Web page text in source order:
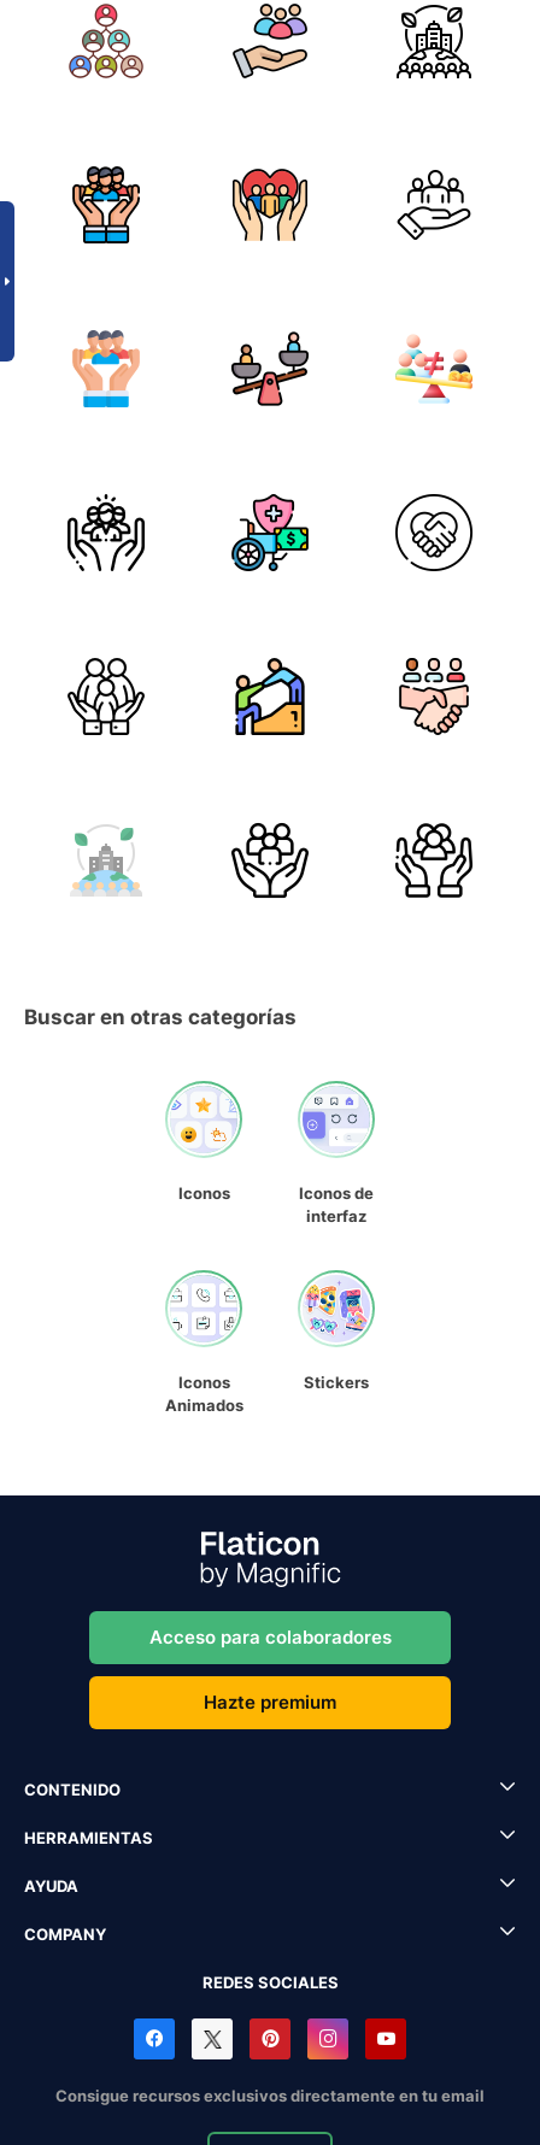
Buscar en otras categorías
Iconos
Iconos de
interfaz
Iconos
Animados
Stickers
Acceso para colaboradores
Hazte premium
CONTENIDO
HERRAMIENTAS
AYUDA
COMPANY
REDES SOCIALES
Consigue recursos exclusivos directamente en tu email